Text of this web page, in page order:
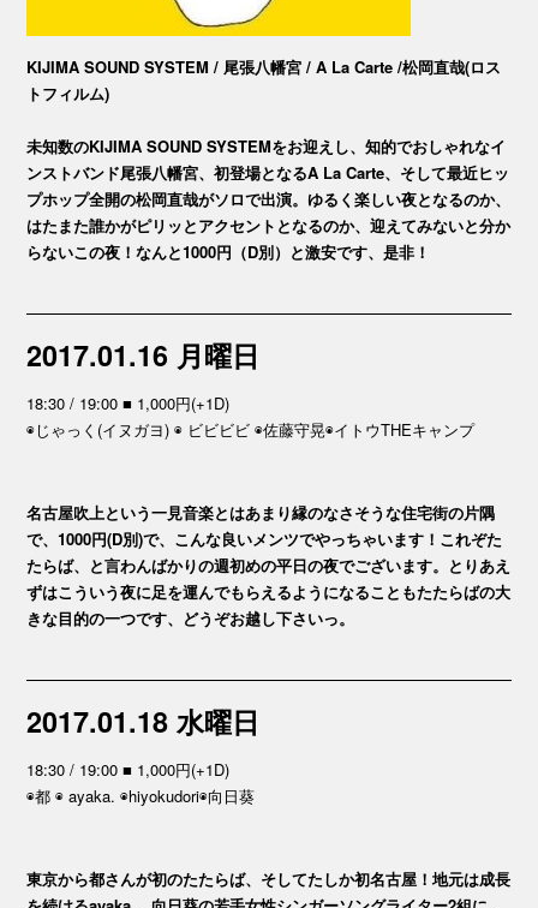
KIJIMA SOUND SYSTEM / 尾張八幡宮 / A La Carte /松岡直哉(ロス
トフィルム)
未知数のKIJIMA SOUND SYSTEMをお迎えし、知的でおしゃれなイ
ンストバンド尾張八幡宮、初登場となるA La Carte、そして最近ヒッ
プホップ全開の松岡直哉がソロで出演。ゆるく楽しい夜となるのか、
はたまた誰かがピリッとアクセントとなるのか、迎えてみないと分か
らないこの夜！なんと1000円（D別）と激安です、是非！
2017.01.16 月曜日
18:30 / 19:00 ■ 1,000円(+1D)
◉じゃっく(イヌガヨ) ◉ ビビビビ ◉佐藤守晃◉イトウTHEキャンプ
名古屋吹上という一見音楽とはあまり縁のなさそうな住宅街の片隅
で、1000円(D別)で、こんな良いメンツでやっちゃいます！これぞた
たらば、と言わんばかりの週初めの平日の夜でございます。とりあえ
ずはこういう夜に足を運んでもらえるようになることもたたらばの大
きな目的の一つです、どうぞお越し下さいっ。
2017.01.18 水曜日
18:30 / 19:00 ■ 1,000円(+1D)
◉都 ◉ ayaka. ◉hiyokudori◉向日葵
東京から都さんが初のたたらば、そしてたしか初名古屋！地元は成長